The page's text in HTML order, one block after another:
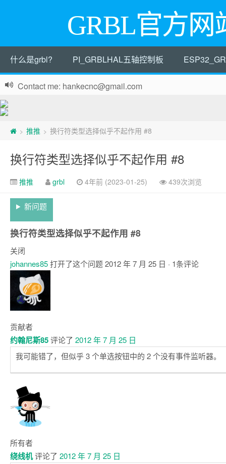
GRBL官方网
什么是grbl? PI_GRBLHAL五轴控制板
Contact me: hankecnc@gmail.com
> 推推 > 换行符类型选择似乎不起作用 #8
换行符类型选择似乎不起作用 #8
推推 grbl 4年前 (2023-01-25) 439次浏览
新问题
换行符类型选择似乎不起作用 #8
关闭
johannes85打开了这个问题2012 年 7 月 25 日 · 1条评论
释
贡献者
约翰尼斯85评论了 2012 年 7 月 25 日
我可能错了，但似乎 3 个单选按钮中的 2 个没有事件监听器。
所有者
绕线机评论了 2012 年 7 月 25 日